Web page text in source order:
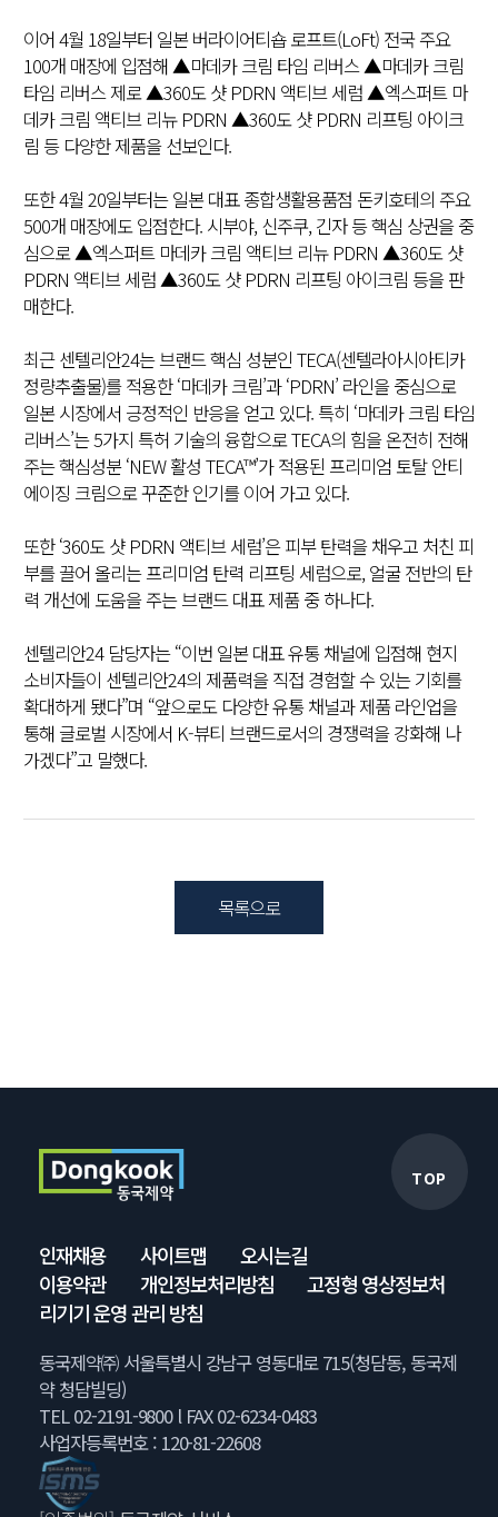
이어 4월 18일부터 일본 버라이어티숍 로프트(LoFt) 전국 주요
100개 매장에 입점해 ▲마데카 크림 타임 리버스 ▲마데카 크림
타임 리버스 제로 ▲360도 샷 PDRN 액티브 세럼 ▲엑스퍼트 마
데카 크림 액티브 리뉴 PDRN ▲360도 샷 PDRN 리프팅 아이크
림 등 다양한 제품을 선보인다.
또한 4월 20일부터는 일본 대표 종합생활용품점 돈키호테의 주요
500개 매장에도 입점한다. 시부야, 신주쿠, 긴자 등 핵심 상권을 중
심으로 ▲엑스퍼트 마데카 크림 액티브 리뉴 PDRN ▲360도 샷
PDRN 액티브 세럼 ▲360도 샷 PDRN 리프팅 아이크림 등을 판
매한다.
최근 센텔리안24는 브랜드 핵심 성분인 TECA(센텔라아시아티카
정량추출물)를 적용한 ‘마데카 크림’과 ‘PDRN’ 라인을 중심으로
일본 시장에서 긍정적인 반응을 얻고 있다. 특히 ‘마데카 크림 타임
리버스’는 5가지 특허 기술의 융합으로 TECA의 힘을 온전히 전해
주는 핵심성분 ‘NEW 활성 TECA™’가 적용된 프리미엄 토탈 안티
에이징 크림으로 꾸준한 인기를 이어 가고 있다.
또한 ‘360도 샷 PDRN 액티브 세럼’은 피부 탄력을 채우고 처친 피
부를 끌어 올리는 프리미엄 탄력 리프팅 세럼으로, 얼굴 전반의 탄
력 개선에 도움을 주는 브랜드 대표 제품 중 하나다.
센텔리안24 담당자는 “이번 일본 대표 유통 채널에 입점해 현지
소비자들이 센텔리안24의 제품력을 직접 경험할 수 있는 기회를
확대하게 됐다”며 “앞으로도 다양한 유통 채널과 제품 라인업을
통해 글로벌 시장에서 K-뷰티 브랜드로서의 경쟁력을 강화해 나
가겠다”고 말했다.
목록으로
TOP
인재채용 사이트맵
오시는길
이용약관
개인정보처리방침
고정형 영상정보처
리기기 운영 관리 방침
동국제약㈜ 서울특별시 강남구 영동대로 715(청담동, 동국제
약 청담빌딩)
TEL 02-2191-9800 l FAX 02-6234-0483
사업자등록번호 : 120-81-22608